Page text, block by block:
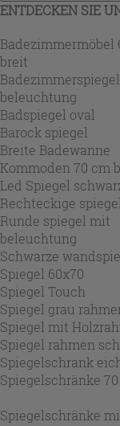
ENTDECKEN SIE
Badezimmermöbel
breit
beleuchtung
Badspiegel oval
Barock spiegel
Breite Badewanne
Kommoden 70 cm
Led Spiegel
Rechteckige spiegel
Runde spiegel mit
beleuchtung
Schwarze
Spiegel 60x70
Spiegel Touch
Spiegel grau
Spiegel mit
Spiegel rahmen
Spiegelschrank
Spiegelschränke
Spiegelschränke